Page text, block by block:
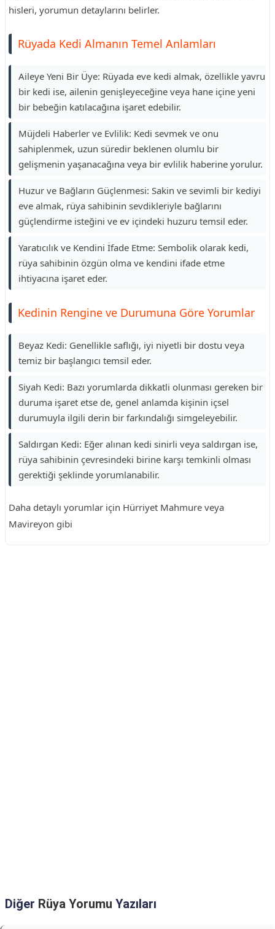
hisleri, yorumun detaylarını belirler.
Rüyada Kedi Almanın Temel Anlamları
Aileye Yeni Bir Üye: Rüyada eve kedi almak, özellikle yavru
bir kedi ise, ailenin genişleyeceğine veya hane içine yeni
bir bebeğin katılacağına işaret edebilir.
Müjdeli Haberler ve Evlilik: Kedi sevmek ve onu
sahiplenmek, uzun süredir beklenen olumlu bir
gelişmenin yaşanacağına veya bir evlilik haberine yorulur.
Huzur ve Bağların Güçlenmesi: Sakin ve sevimli bir kediyi
eve almak, rüya sahibinin sevdikleriyle bağlarını
güçlendirme isteğini ve ev içindeki huzuru temsil eder.
Yaratıcılık ve Kendini İfade Etme: Sembolik olarak kedi,
rüya sahibinin özgün olma ve kendini ifade etme
ihtiyacına işaret eder.
Kedinin Rengine ve Durumuna Göre Yorumlar
Beyaz Kedi: Genellikle saflığı, iyi niyetli bir dostu veya
temiz bir başlangıcı temsil eder.
Siyah Kedi: Bazı yorumlarda dikkatli olunması gereken bir
duruma işaret etse de, genel anlamda kişinin içsel
durumuyla ilgili derin bir farkındalığı simgeleyebilir.
Saldırgan Kedi: Eğer alınan kedi sinirli veya saldırgan ise,
rüya sahibinin çevresindeki birine karşı temkinli olması
gerektiği şeklinde yorumlanabilir.
Daha detaylı yorumlar için Hürriyet Mahmure veya
Mavireyon gibi
Diğer Rüya Yorumu Yazıları